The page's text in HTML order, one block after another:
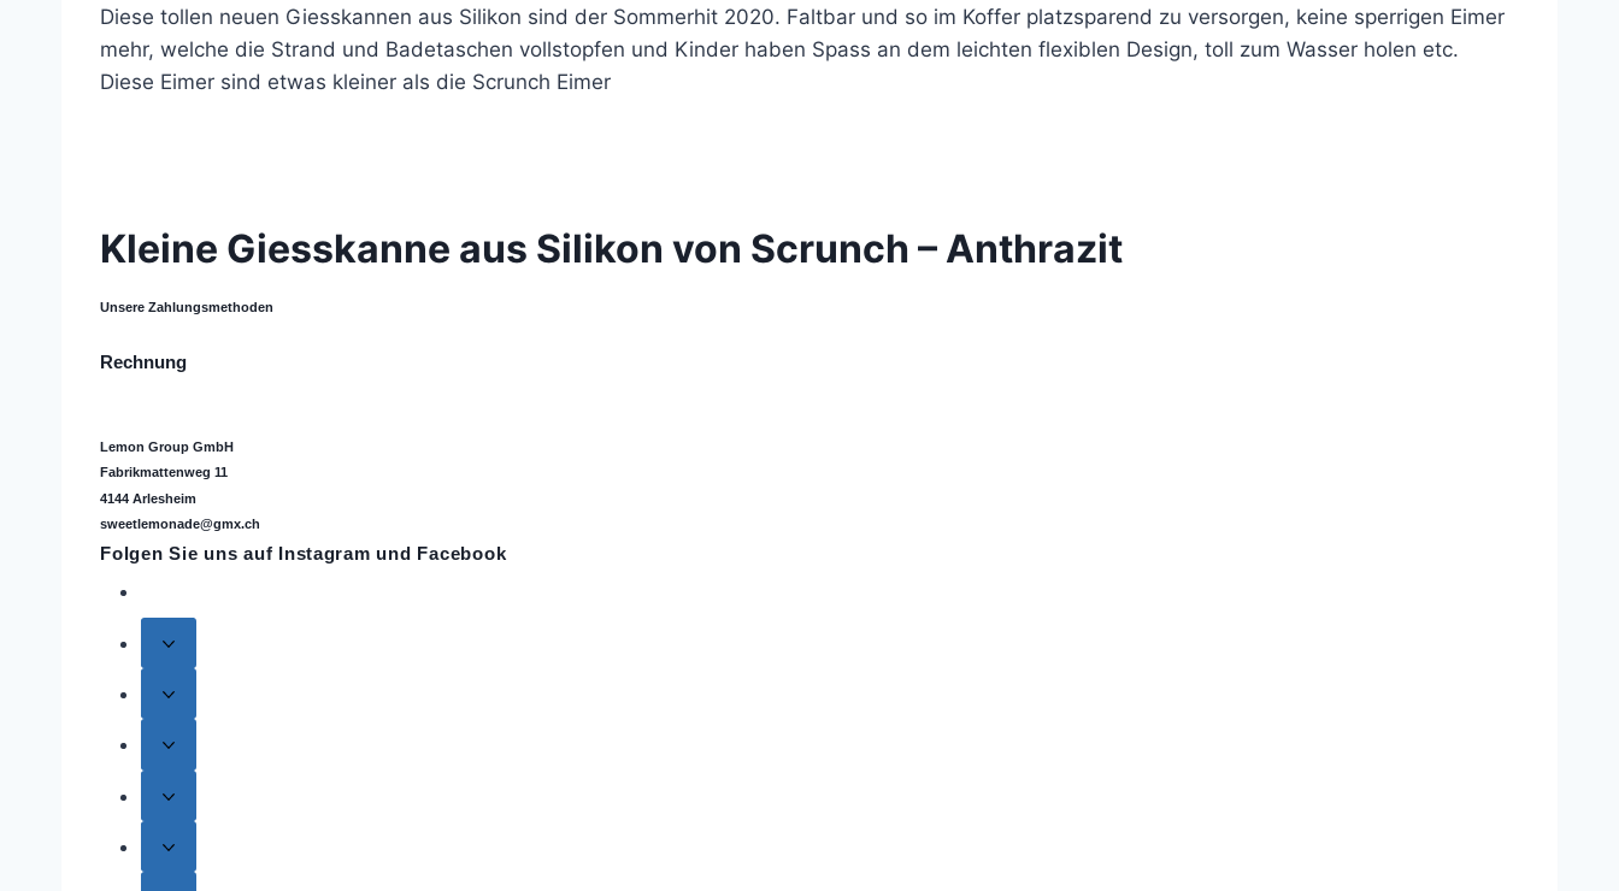
Diese tollen neuen Giesskannen aus Silikon sind der Sommerhit 2020. Faltbar und so im Koffer platzsparend zu versorgen, keine sperrigen Eimer
mehr, welche die Strand und Badetaschen vollstopfen und Kinder haben Spass an dem leichten flexiblen Design, toll zum Wasser holen etc.
Diese Eimer sind etwas kleiner als die Scrunch Eimer
Kleine Giesskanne aus Silikon von Scrunch – Anthrazit
Unsere Zahlungsmethoden
Rechnung
Lemon Group GmbH
Fabrikmattenweg 11
4144 Arlesheim
sweetlemonade@gmx.ch
Folgen Sie uns auf Instagram und Facebook